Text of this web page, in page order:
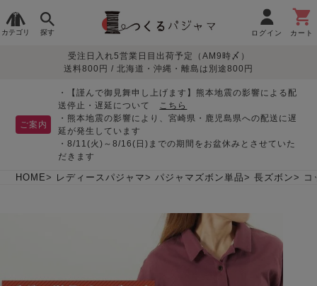
カテゴリ 探す ログイン カート
レディースパジャマ
生地で
さがす
目的別で
さがす
敏感肌用
パジャマ
入院・介護
胸が目立たない
ペアで
そろえたい
眠れる作務衣特集
デザインで
さがす
かぶり
夏パジャマ特集 つくるパジャマとは
返品・交換について よくあるご質問
受注日入れ5営業日目出荷予定（AM9時〆）
送料800円 / 北海道・沖縄・離島は別途800円
ご案内
・【謹んで御見舞申し上げます】熊本地震の影響による配
送停止・遅延について こちら
・熊本地震の影響により、宮崎県・鹿児島県への配送に遅
延が発生しています
・8/11(火)～8/16(日)までの期間をお盆休みとさせていた
だきます
HOME レディースパジャマ パジャマズボン単品 長ズボン コ